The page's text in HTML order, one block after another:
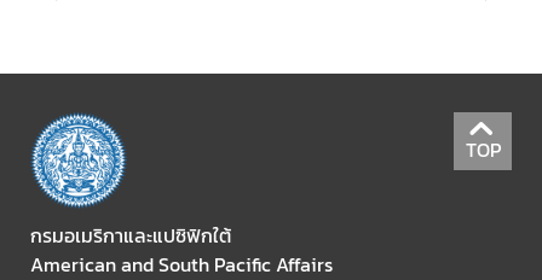
ว
า
ม
สั
ม
พั
TOP
กรมอเมริกาและแปซิฟิกใต้
American and South Pacific Affairs